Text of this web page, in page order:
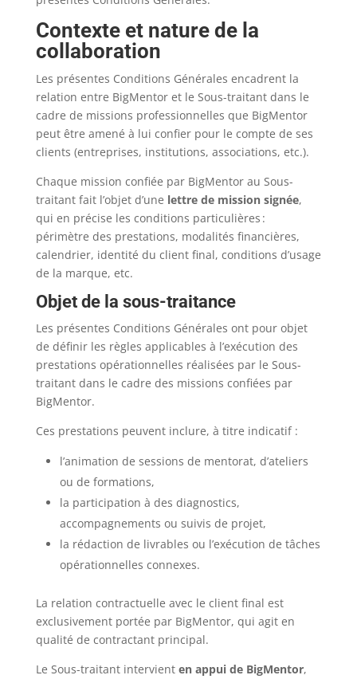
Contexte et nature de la
collaboration
Les présentes Conditions Générales encadrent la
relation entre BigMentor et le Sous-traitant dans le
cadre de missions professionnelles que BigMentor
peut être amené à lui confier pour le compte de ses
clients (entreprises, institutions, associations, etc.).
Chaque mission confiée par BigMentor au Sous-
traitant fait l’objet d’une lettre de mission signée,
qui en précise les conditions particulières :
périmètre des prestations, modalités financières,
calendrier, identité du client final, conditions d’usage
de la marque, etc.
Objet de la sous-traitance
Les présentes Conditions Générales ont pour objet
de définir les règles applicables à l’exécution des
prestations opérationnelles réalisées par le Sous-
traitant dans le cadre des missions confiées par
BigMentor.
Ces prestations peuvent inclure, à titre indicatif :
l’animation de sessions de mentorat, d’ateliers
ou de formations,
la participation à des diagnostics,
accompagnements ou suivis de projet,
la rédaction de livrables ou l’exécution de tâches
opérationnelles connexes.
La relation contractuelle avec le client final est
exclusivement portée par BigMentor, qui agit en
qualité de contractant principal.
Le Sous-traitant intervient en appui de BigMentor,